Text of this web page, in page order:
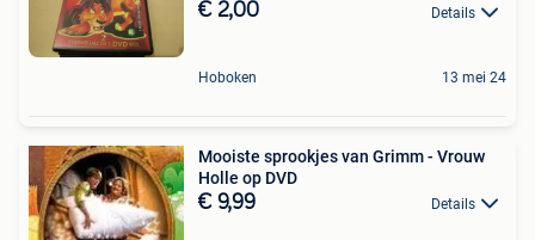
€ 2,00 Details
Hoboken 13 mei 24
Mooiste sprookjes van Grimm - Vrouw
Holle op DVD
€ 9,99 Details